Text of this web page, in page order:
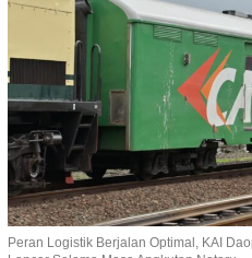
Peran Logistik Berjalan Optimal, KAI